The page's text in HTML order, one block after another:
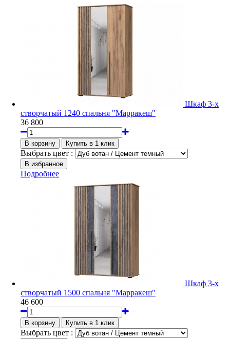
Шкаф 3-х
створчатый 1240 спальня "Марракеш"
36 800
Выбрать цвет :
Подробнее
Шкаф 3-х
створчатый 1500 спальня "Марракеш"
46 600
Выбрать цвет :